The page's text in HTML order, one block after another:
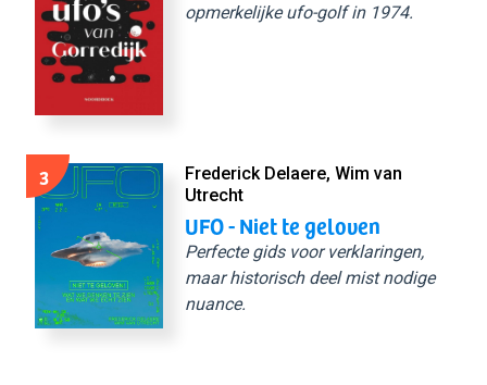
opmerkelijke ufo-golf in 1974.
3
Frederick Delaere, Wim van
Utrecht
UFO - Niet te geloven
Perfecte gids voor verklaringen,
maar historisch deel mist nodige
nuance.